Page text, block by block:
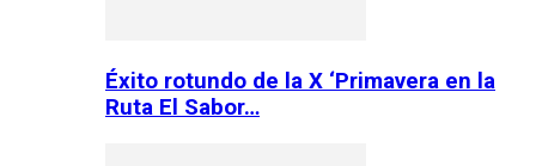
Éxito rotundo de la X ‘Primavera en la
Ruta El Sabor…